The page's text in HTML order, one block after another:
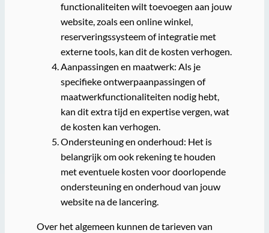
functionaliteiten wilt toevoegen aan jouw
website, zoals een online winkel,
reserveringssysteem of integratie met
externe tools, kan dit de kosten verhogen.
Aanpassingen en maatwerk: Als je
specifieke ontwerpaanpassingen of
maatwerkfunctionaliteiten nodig hebt,
kan dit extra tijd en expertise vergen, wat
de kosten kan verhogen.
Ondersteuning en onderhoud: Het is
belangrijk om ook rekening te houden
met eventuele kosten voor doorlopende
ondersteuning en onderhoud van jouw
website na de lancering.
Over het algemeen kunnen de tarieven van